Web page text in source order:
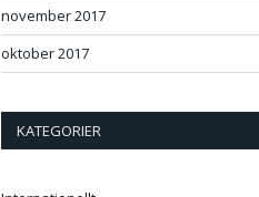
november 2017
oktober 2017
KATEGORIER